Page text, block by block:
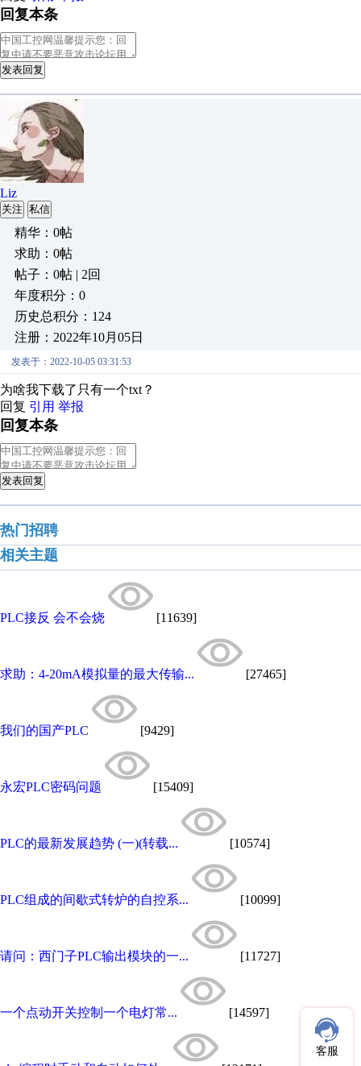
回复本条
发表回复
Liz
关注 私信
精华：0帖
求助：0帖
帖子：0帖 | 2回
年度积分：0
历史总积分：124
注册：2022年10月05日
发表于：2022-10-05 03:31:53
为啥我下载了只有一个txt？
回复 引用 举报
回复本条
发表回复
热门招聘
相关主题
PLC接反 会不会烧 [11639]
求助：4-20mA模拟量的最大传输... [27465]
我们的国产PLC [9429]
永宏PLC密码问题 [15409]
PLC的最新发展趋势 (一)(转载... [10574]
PLC组成的间歇式转炉的自控系... [10099]
请问：西门子PLC输出模块的一... [11727]
一个点动开关控制一个电灯常... [14597]
客服